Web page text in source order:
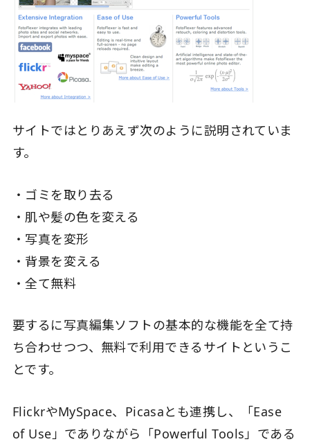
サイトではとりあえず次のように説明されていま
す。
・ゴミを取り去る
・肌や髪の色を変える
・写真を変形
・背景を変える
・全て無料
要するに写真編集ソフトの基本的な機能を全て持
ち合わせつつ、無料で利用できるサイトというこ
とです。
FlickrやMySpace、Picasaとも連携し、「Ease
of Use」でありながら「Powerful Tools」である